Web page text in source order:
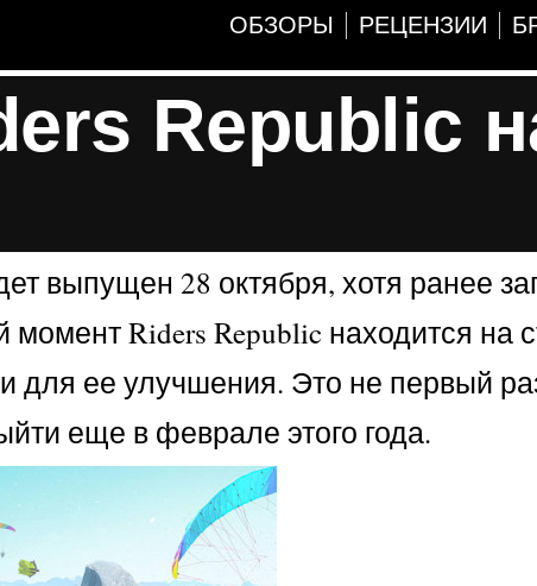
ОБЗОРЫ РЕЦЕНЗИИ
Republic
выпущен 28 октября, хотя ранее
Riders Republic находится на
для ее улучшения. Это не первый
еще в феврале этого года.